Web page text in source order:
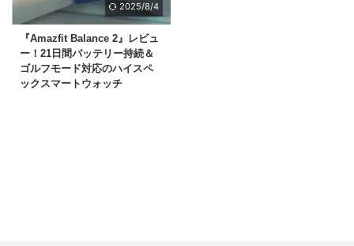
2025/8/4
『Amazfit Balance 2』レビュ
ー！21日間バッテリー持続＆
ゴルフモード対応のハイスペ
ックスマートウォッチ